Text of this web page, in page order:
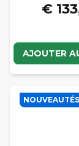
€
AJOUTER